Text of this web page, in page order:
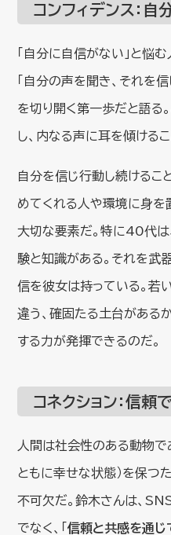
コンフィデンス：自
「自分に自信がない」と悩
「自分の声を聞き、それを
を切り開く第一歩だと語る
し、内なる声に耳を傾ける
自分を信じ行動し続けるこ
めてくれる人や環境に身を
大切な要素だ。特に40代
験と知識がある。それを武
信を彼女は持っている。若
違う、確固たる土台がある
する力が発揮できるのだ。
コネクション：信頼
人間は社会性のある動物で
ともに幸せな状態）を保つ
不可欠だ。鈴木さんは、
でなく、「信頼と共感を通じ